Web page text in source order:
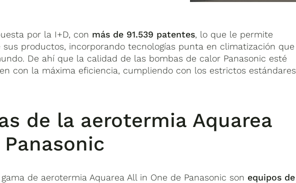
por la I+D, con más de 91.539 patentes, lo que le permite
productos, incorporando tecnologías punta en climatización que
De ahí que la calidad de las bombas de calor Panasonic esté
con la máxima eficiencia, cumpliendo con los estrictos estándares
de la aerotermia Aquarea
gama de aerotermia Aquarea All in One de Panasonic son equipos de